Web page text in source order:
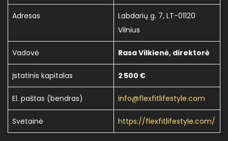
Adresas
Labdarių g. 7, LT-01120
Vilnius
Vadovė Rasa Vilkienė, direktorė
Įstatinis kapitalas 2 500 €
El. paštas (bendras) info@flexfitlifestyle.com
Svetainė https://flexfitlifestyle.com/